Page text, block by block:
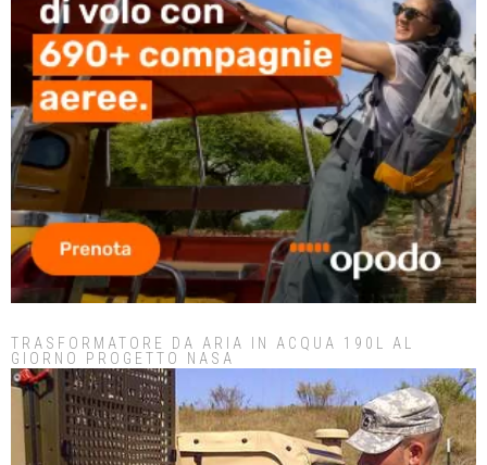
TRASFORMATORE DA ARIA IN ACQUA 190L AL
GIORNO PROGETTO NASA